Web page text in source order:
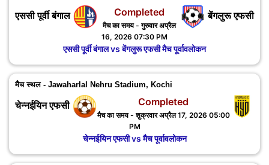
एससी पूर्वी बंगाल बेंगलुरू एफसी
Completed
मैच का समय - गुरुवार अप्रैल
16, 2026 07:30 PM
एससी पूर्वी बंगाल vs बेंगलुरू एफसी मैच पूर्वावलोकन
मैच स्थल - Jawaharlal Nehru Stadium, Kochi
चेन्नईयिन एफसी Completed
मैच का समय - शुक्रवार अप्रैल 17, 2026 05:00
PM
चेन्नईयिन एफसी vs मैच पूर्वावलोकन